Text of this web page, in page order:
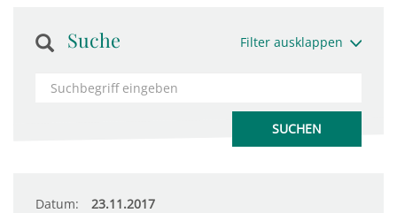
Suche Filter ausklappen
Datum: 23.11.2017